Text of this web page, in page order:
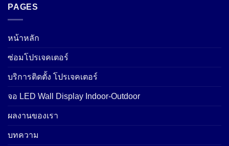
PAGES
หน้าหลัก
ซ่อมโปรเจคเตอร์
บริการติดตั้ง โปรเจคเตอร์
จอ LED Wall Display Indoor-Outdoor
ผลงานของเรา
บทความ